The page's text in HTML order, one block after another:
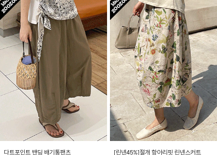
다트포인트 밴딩 배기통팬츠 [린넨45%]절개 항아리핏 린넨스커트